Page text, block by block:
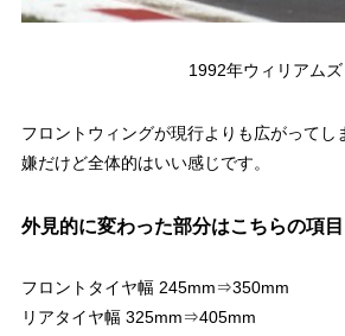
1992年ウィリアムズ
フロントウィングが現行よりも広がってし
嫌だけど全体的はいい感じです。
外見的に変わった部分はこちらの項目
フロントタイヤ幅 245mm⇒350mm
リアタイヤ幅 325mm⇒405mm